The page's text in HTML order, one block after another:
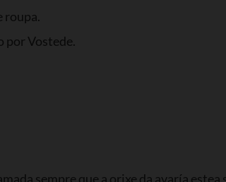
roupa.
por Vostede.
sempre que a orixe da avaría